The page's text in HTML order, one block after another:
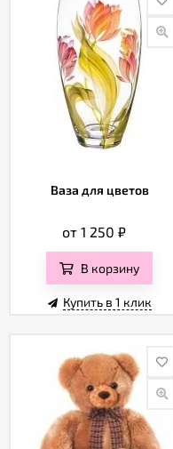
Ваза для цветов
от 1 250₽
В корзину
Купить в 1 клик